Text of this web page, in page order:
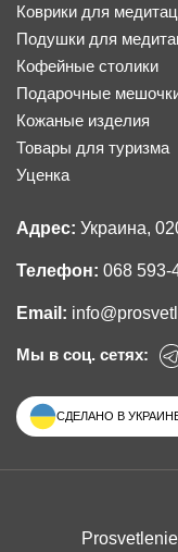
Коврики для
Подушки для
Кофейные столики
Подарочные
Кожаные изделия
Товары для туризма
Уценка
Адрес: Украина,
Телефон: 068 593-
Email:
Мы в соц. сетях:
СДЕЛАНО В